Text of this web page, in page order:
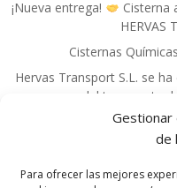
Gestionar
de
Para ofrecer las mejores
¡Nueva entrega!
Cisterna
HERVAS
Cisternas
Hervas Transport S.L. se
del transporte